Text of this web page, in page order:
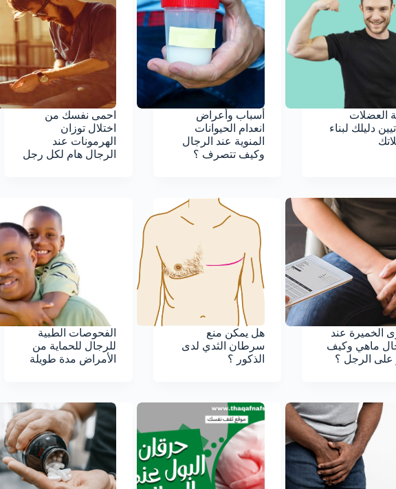
العضلات
دليلك لبناء
أسباب وأعراض
انعدام الحيوانات
المنوية عند الرجال
وكيف تتصرف ؟
احمى نفسك من
اختلال توزان
الهرمونات عند
الرجال هام لكل رجل
الخميرة عند
ماهي وكيف
على الرجل ؟
هل يمكن منع
سرطان الثدي لدى
الذكور ؟
الفحوصات الطبية
للرجال للحماية من
الأمراض مدة طويلة